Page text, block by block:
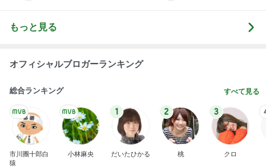
もっと見る
オフィシャルブロガーランキング
総合ランキング すべて見る
市川團十郎白
猿
小林麻央
1
だいたひかる
2
桃
3
クロ